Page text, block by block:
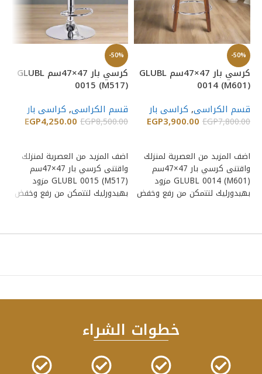
-50%
كرسي بار 47×47سم GLUBL
0014 (M601)
قسم الكراسى, كراسى بار
EGP7,800.00
EGP3,900.00
اضف المزيد من العصرية لمنزلك
واقتنى كرسي بار 47×47سم
GLUBL 0014 (M601) مزود
بهيدورليك لتتمكن من رفع وخفض
-50%
كرسي بار 47×47سم GLUBL
0015 (M517)
قسم الكراسى, كراسى بار
EGP8,500.00
EGP4,250.00
اضف المزيد من العصرية لمنزلك
واقتنى كرسي بار 47×47سم
GLUBL 0015 (M517) مزود
بهيدورليك لتتمكن من رفع وخفض
خطوات الشراء